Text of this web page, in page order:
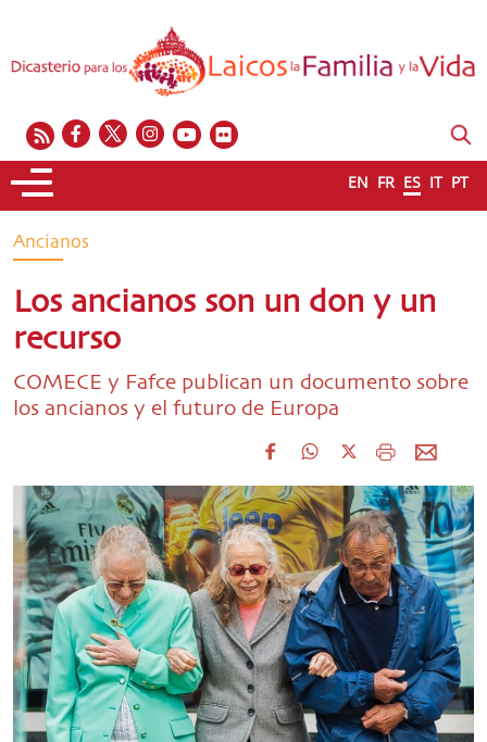
EN FR ES IT PT
Ancianos
Los ancianos son un don y un
recurso
COMECE y Fafce publican un documento sobre
los ancianos y el futuro de Europa